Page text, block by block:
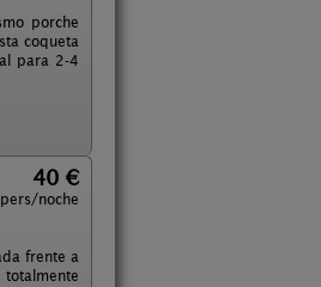
porche
coqueta
para 2-4
40 €
pers/noche
frente a